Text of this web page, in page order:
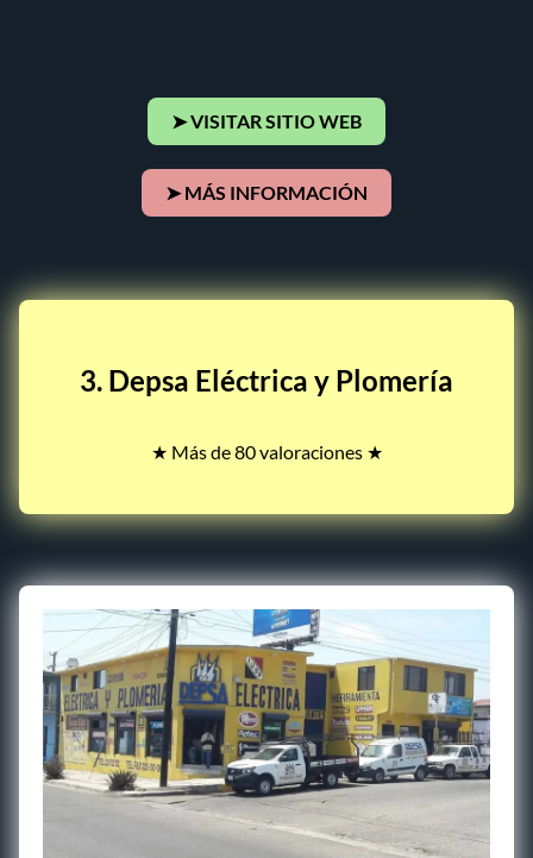
➤ VISITAR SITIO WEB
➤ MÁS INFORMACIÓN
3. Depsa Eléctrica y Plomería
★ Más de 80 valoraciones ★